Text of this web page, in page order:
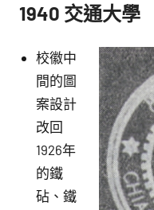
1940 交通大學
校徽中
間的圖
案設計
改回
1926年
的鐵
砧、鐵